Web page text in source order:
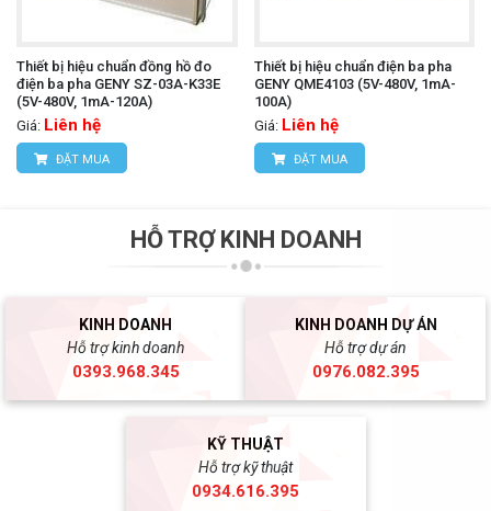
Thiết bị hiệu chuẩn đồng hồ đo
điện ba pha GENY SZ-03A-K33E
(5V-480V, 1mA-120A)
Giá: Liên hệ
ĐẶT MUA
Thiết bị hiệu chuẩn điện ba pha
GENY QME4103 (5V-480V, 1mA-
100A)
Giá: Liên hệ
ĐẶT MUA
HỖ TRỢ KINH DOANH
KINH DOANH
Hỗ trợ kinh doanh
0393.968.345
KINH DOANH DỰ ÁN
Hỗ trợ dự án
0976.082.395
KỸ THUẬT
Hỗ trợ kỹ thuật
0934.616.395